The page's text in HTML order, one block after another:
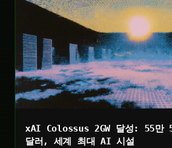
xAI Colossus 2GW 달성: 55만
달러, 세계 최대 AI 시설